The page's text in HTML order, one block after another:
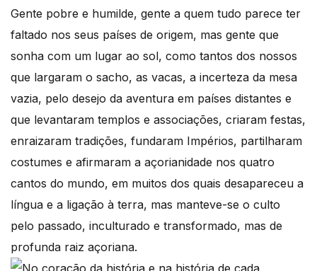
Gente pobre e humilde, gente a quem tudo parece ter
faltado nos seus países de origem, mas gente que
sonha com um lugar ao sol, como tantos dos nossos
que largaram o sacho, as vacas, a incerteza da mesa
vazia, pelo desejo da aventura em países distantes e
que levantaram templos e associações, criaram festas,
enraizaram tradições, fundaram Impérios, partilharam
costumes e afirmaram a açorianidade nos quatro
cantos do mundo, em muitos dos quais desapareceu a
língua e a ligação à terra, mas manteve-se o culto
pelo passado, inculturado e transformado, mas de
profunda raiz açoriana.